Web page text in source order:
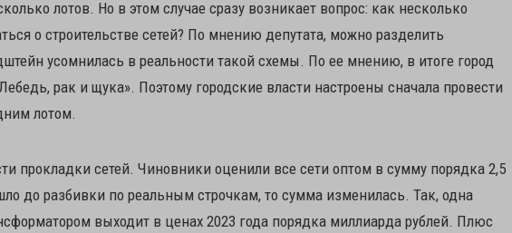
лотов. Но в этом случае сразу возникает вопрос: как несколько
о строительстве сетей? По мнению депутата, можно разделить
усомнилась в реальности такой схемы. По ее мнению, в итоге город
рак и щука». Поэтому городские власти настроены сначала провести
лотом.
прокладки сетей. Чиновники оценили все сети оптом в сумму порядка 2,5
до разбивки по реальным строчкам, то сумма изменилась. Так, одна
выходит в ценах 2023 года порядка миллиарда рублей. Плюс